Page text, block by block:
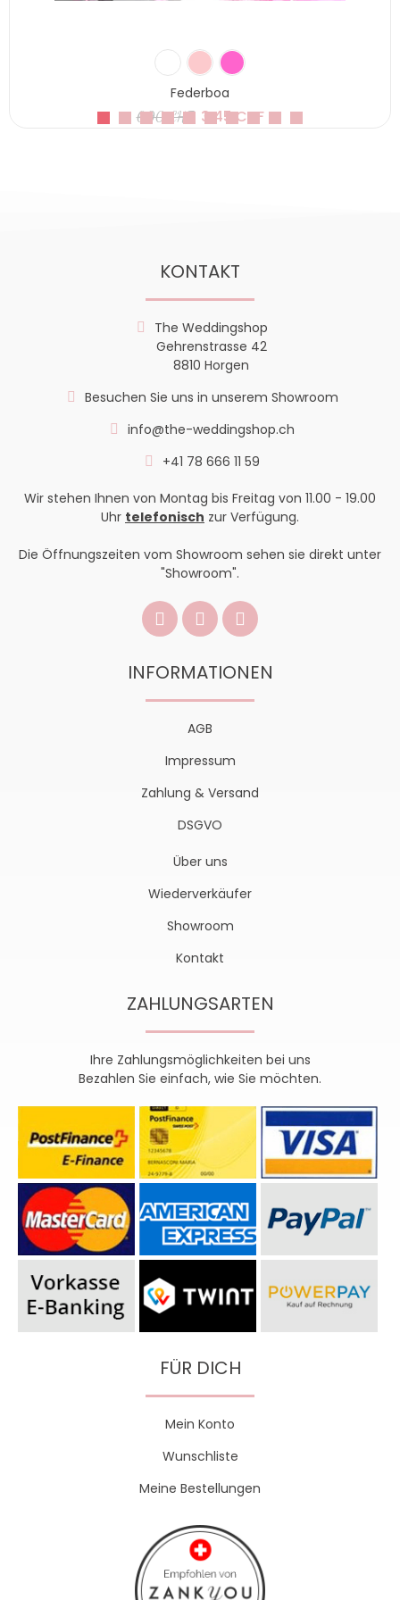
Federboa
6,90 CHF 3,45 CHF
KONTAKT
The Weddingshop
Gehrenstrasse 42
8810 Horgen
Besuchen Sie uns in unserem Showroom
info@the-weddingshop.ch
+41 78 666 11 59
Wir stehen Ihnen von Montag bis Freitag von 11.00 - 19.00
Uhr telefonisch zur Verfügung.
Die Öffnungszeiten vom Showroom sehen sie direkt unter
"Showroom".
INFORMATIONEN
AGB
Impressum
Zahlung & Versand
DSGVO
Über uns
Wiederverkäufer
Showroom
Kontakt
ZAHLUNGSARTEN
Ihre Zahlungsmöglichkeiten bei uns
Bezahlen Sie einfach, wie Sie möchten.
FÜR DICH
Mein Konto
Wunschliste
Meine Bestellungen